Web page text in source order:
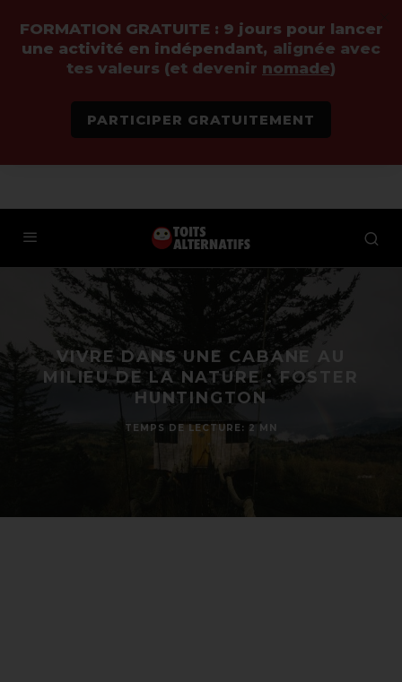
VIVRE DANS UNE CABANE AU
MILIEU DE LA NATURE : FOSTER
HUNTINGTON
TEMPS DE LECTURE: 2 MN
FORMATION GRATUITE : 9 jours pour lancer
une activité en indépendant, alignée avec
tes valeurs (et devenir nomade)
PARTICIPER GRATUITEMENT